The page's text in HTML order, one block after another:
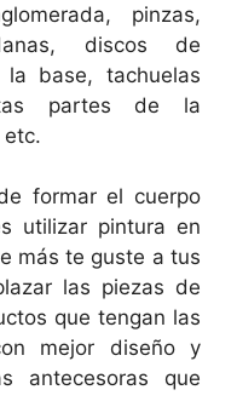
pinzas,
discos de
base, tachuelas
partes de la
etc.
formar el cuerpo
utilizar pintura en
más te guste a tus
las piezas de
que tengan las
mejor diseño y
antecesoras que